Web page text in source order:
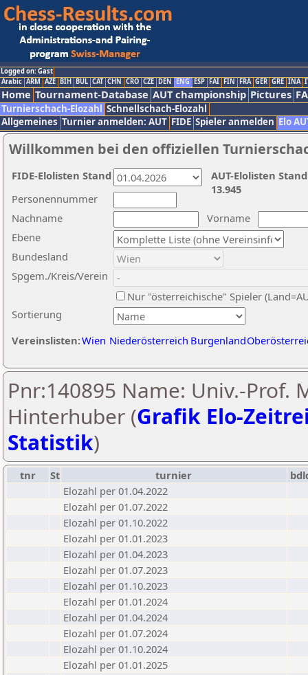
Logged on: Gast
Arabic ARM AZE BIH BUL CAT CHN CRO CZE DEN ENG ESP FAI FIN FRA GER GRE INA
Home Tournament-Database AUT championship Pictures
Turnierschach-Elozahl Schnellschach-Elozahl
Allgemeines Turnier anmelden: AUT FIDE Spieler anmelden Elo
Willkommen bei den offiziellen
Nachname
Vorname
Ebene
Sortierung
Personennummer
Bundesland
Spgem./Kreis/Verein
Nur "österreichische" Spieler
Vereinslisten:Wien Niederösterreich Burgenland
AUT-Elolisten
13.945
FIDE-Elolisten Stand
Pnr:140895 Name: Univ.-Prof.
Hinterhuber (Grafik Elo-
Statistik)
tnr St turnier
Elozahl per 01.04.2022
Elozahl per 01.07.2022
Elozahl per 01.10.2022
Elozahl per 01.01.2023
Elozahl per 01.04.2023
Elozahl per 01.07.2023
Elozahl per 01.10.2023
Elozahl per 01.01.2024
Elozahl per 01.04.2024
Elozahl per 01.07.2024
Elozahl per 01.10.2024
Elozahl per 01.01.2025